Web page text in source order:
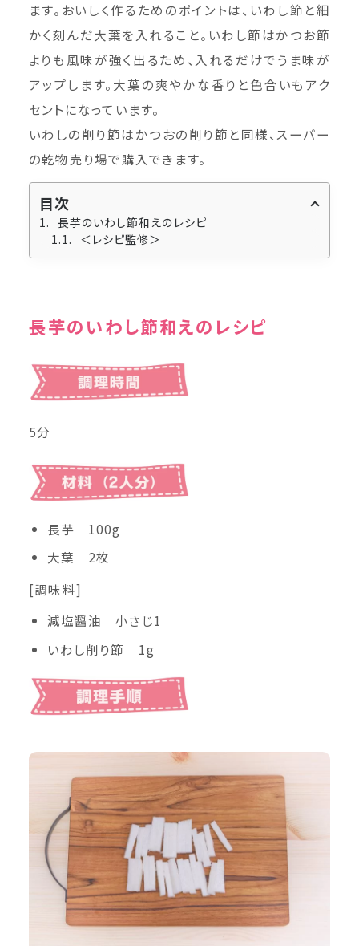
ます。おいしく作るためのポイントは、いわし節と細
かく刻んだ大葉を入れること。いわし節はかつお節
よりも風味が強く出るため、入れるだけでうま味が
アップします。大葉の爽やかな香りと色合いもアク
セントになっています。
いわしの削り節はかつおの削り節と同様、スーパー
の乾物売り場で購入できます。
目次
長芋のいわし節和えのレシピ
＜レシピ監修＞
長芋のいわし節和えのレシピ
5分
長芋 100g
大葉 2枚
[調味料]
減塩醤油 小さじ1
いわし削り節 1g